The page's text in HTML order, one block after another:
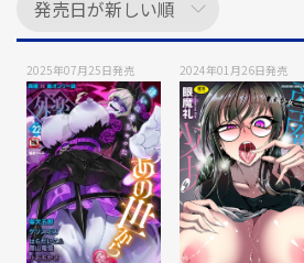
2025年07月25日発売 2024年01月26日発売